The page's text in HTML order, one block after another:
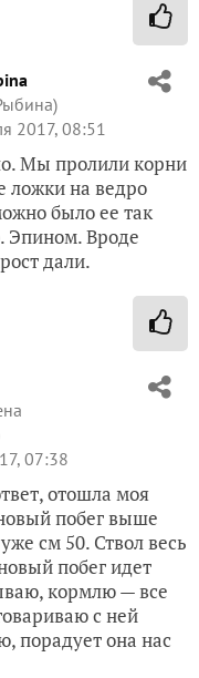
2017, 08:51
Мы пролили корни
ложки на ведро
было ее так
Эпином. Вроде
дали.
07:38
отошла моя
побег выше
см 50. Ствол весь
побег идет
кормлю — все
с ней
порадует она нас